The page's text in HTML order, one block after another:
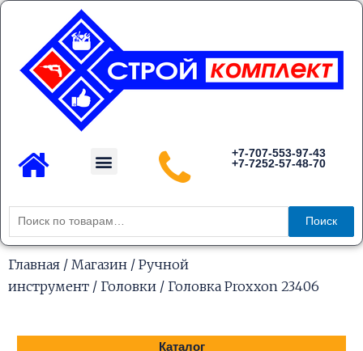
Перейти
содержимому
Menu
+7-707-553-97-43
+7-7252-57-48-70
Искать:
Поиск
Главная / Магазин / Ручной
инструмент / Головки / Головка Proxxon 23406
Каталог